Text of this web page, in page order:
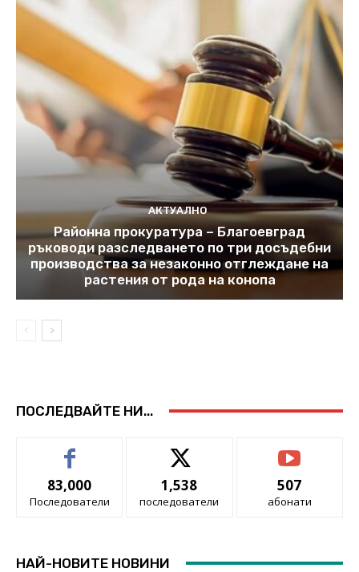
АКТУАЛНО
Районна прокуратура – Благоевград
ръководи разследването по три досъдебни
производства за незаконно отглеждане на
растения от рода на конопа
ПОСЛЕДВАЙТЕ НИ...
83,000
Последователи
1,538
последователи
507
абонати
НАЙ-НОВИТЕ НОВИНИ